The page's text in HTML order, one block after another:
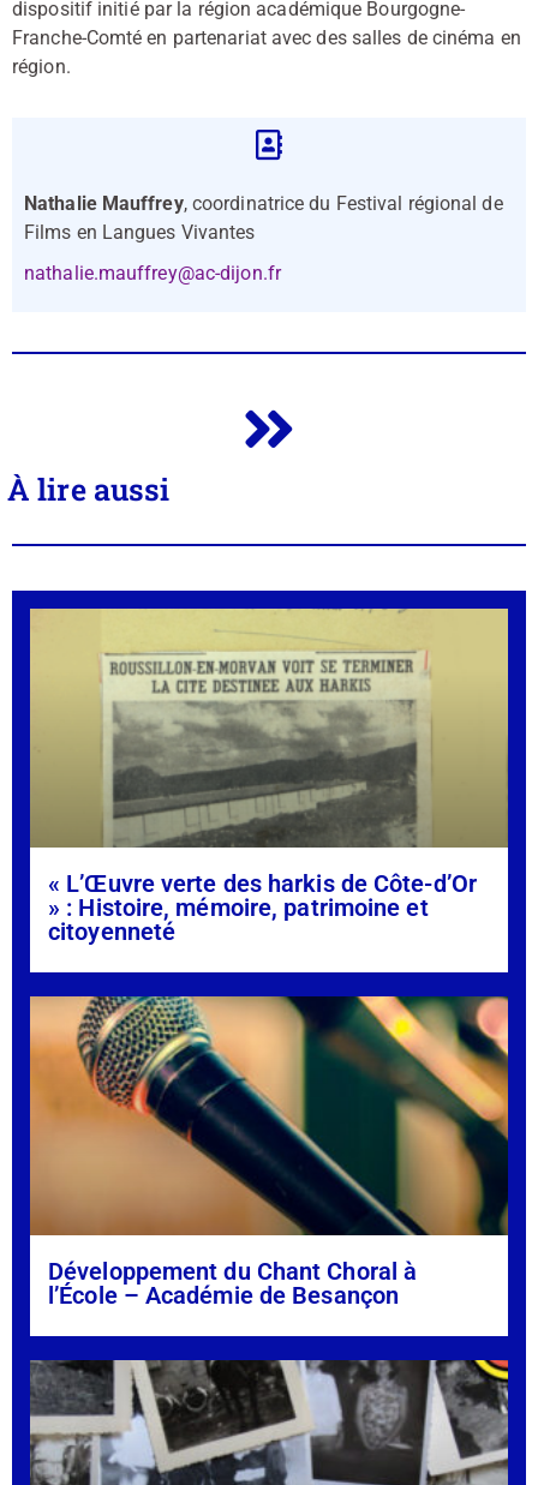
dispositif initié par la région académique Bourgogne-
Franche-Comté en partenariat avec des salles de cinéma en
région.
Nathalie Mauffrey, coordinatrice du Festival régional de
Films en Langues Vivantes
nathalie.mauffrey@ac-dijon.fr
À lire aussi
« L’Œuvre verte des harkis de Côte-d’Or
» : Histoire, mémoire, patrimoine et
citoyenneté
Développement du Chant Choral à
l’École – Académie de Besançon